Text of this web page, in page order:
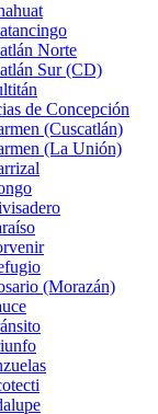
Norte
Sur (CD)
de Concepción
(Cuscatlán)
(La Unión)
(Morazán)